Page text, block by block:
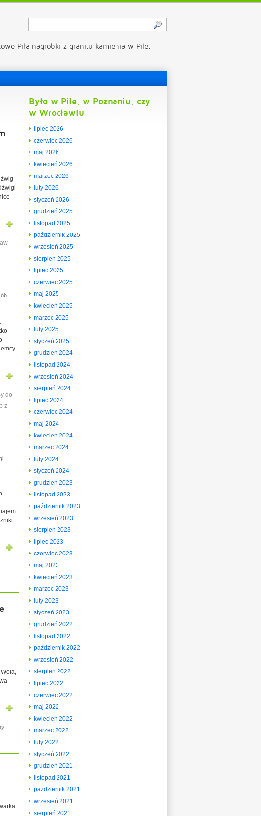
Piła nagrobki z granitu kamienia w Pile.
do
z
Było w Pile, w Poznaniu, czy
w Wrocławiu
lipiec 2026
czerwiec 2026
maj 2026
kwiecień 2026
marzec 2026
luty 2026
styczeń 2026
grudzień 2025
listopad 2025
październik 2025
wrzesień 2025
sierpień 2025
lipiec 2025
czerwiec 2025
maj 2025
kwiecień 2025
marzec 2025
luty 2025
styczeń 2025
grudzień 2024
listopad 2024
wrzesień 2024
sierpień 2024
lipiec 2024
czerwiec 2024
maj 2024
kwiecień 2024
marzec 2024
luty 2024
styczeń 2024
grudzień 2023
listopad 2023
październik 2023
wrzesień 2023
sierpień 2023
lipiec 2023
czerwiec 2023
maj 2023
kwiecień 2023
marzec 2023
luty 2023
styczeń 2023
grudzień 2022
listopad 2022
październik 2022
wrzesień 2022
sierpień 2022
lipiec 2022
czerwiec 2022
maj 2022
kwiecień 2022
marzec 2022
luty 2022
styczeń 2022
grudzień 2021
listopad 2021
październik 2021
wrzesień 2021
sierpień 2021